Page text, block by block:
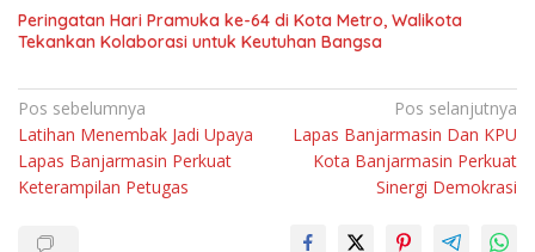
Peringatan Hari Pramuka ke-64 di Kota Metro, Walikota
Tekankan Kolaborasi untuk Keutuhan Bangsa
Navigasi
pos
Pos sebelumnya
Latihan Menembak Jadi Upaya
Lapas Banjarmasin Perkuat
Keterampilan Petugas
Pos selanjutnya
Lapas Banjarmasin Dan KPU
Kota Banjarmasin Perkuat
Sinergi Demokrasi